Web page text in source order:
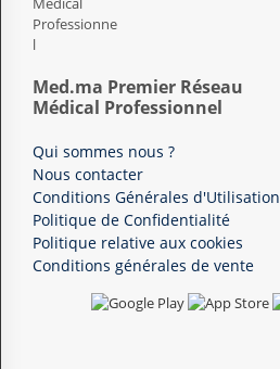
Med.ma Premier Réseau
Médical Professionnel
Qui sommes nous ?
Nous contacter
Conditions Générales d'Utilisation
Politique de Confidentialité
Politique relative aux cookies
Conditions générales de vente